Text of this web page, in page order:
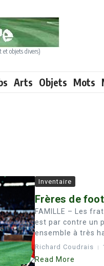
et objets divers)
Arts Objets Mots
Inventaire
Frères de foot
FAMILLE – Les
est par contre un
ensemble à très
Richard Coudrais
Read More